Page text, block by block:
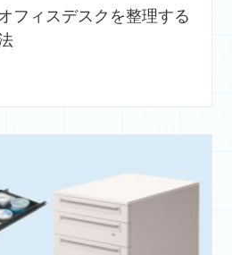
フィスデスクを整理する